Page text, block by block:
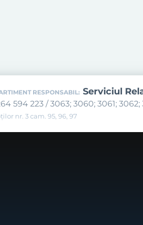
RESPONSABIL: Serviciul
594 223 / 3063; 3060; 3061; 3062;
nr. 3 cam. 95, 96, 97